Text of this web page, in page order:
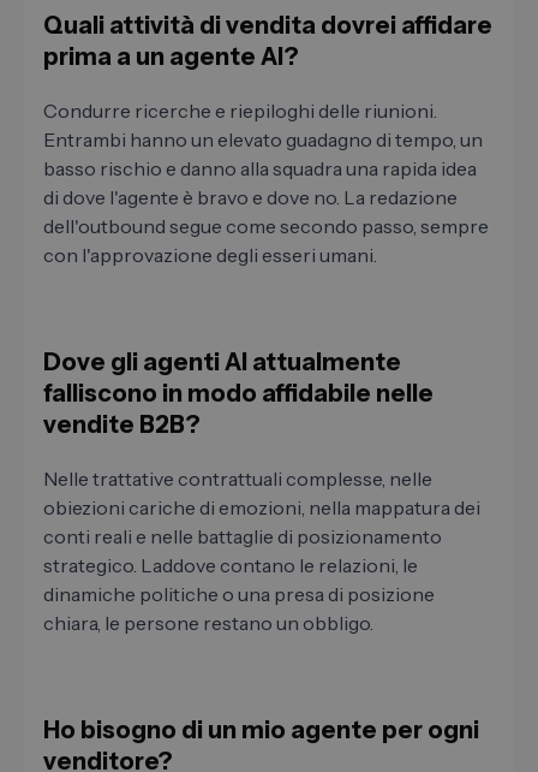
Quali attività di vendita dovrei affidare
prima a un agente AI?
Condurre ricerche e riepiloghi delle riunioni.
Entrambi hanno un elevato guadagno di tempo, un
basso rischio e danno alla squadra una rapida idea
di dove l'agente è bravo e dove no. La redazione
dell'outbound segue come secondo passo, sempre
con l'approvazione degli esseri umani.
Dove gli agenti AI attualmente
falliscono in modo affidabile nelle
vendite B2B?
Nelle trattative contrattuali complesse, nelle
obiezioni cariche di emozioni, nella mappatura dei
conti reali e nelle battaglie di posizionamento
strategico. Laddove contano le relazioni, le
dinamiche politiche o una presa di posizione
chiara, le persone restano un obbligo.
Ho bisogno di un mio agente per ogni
venditore?